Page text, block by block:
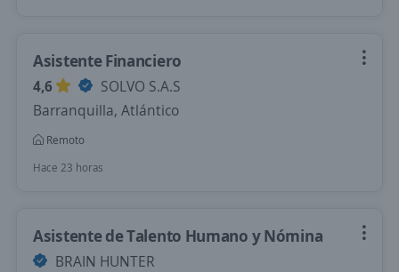
Asistente Financiero
4,6
SOLVO S.A.S
Barranquilla, Atlántico
Remoto
Hace 23 horas
Asistente de Talento Humano y Nómina
BRAIN HUNTER